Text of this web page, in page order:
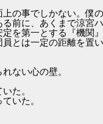
上の事でしかない。僕
る前に、あくまで涼宮
定を第一とする『機関
とは一定の距離を置
ない心の壁。
た。
いた。